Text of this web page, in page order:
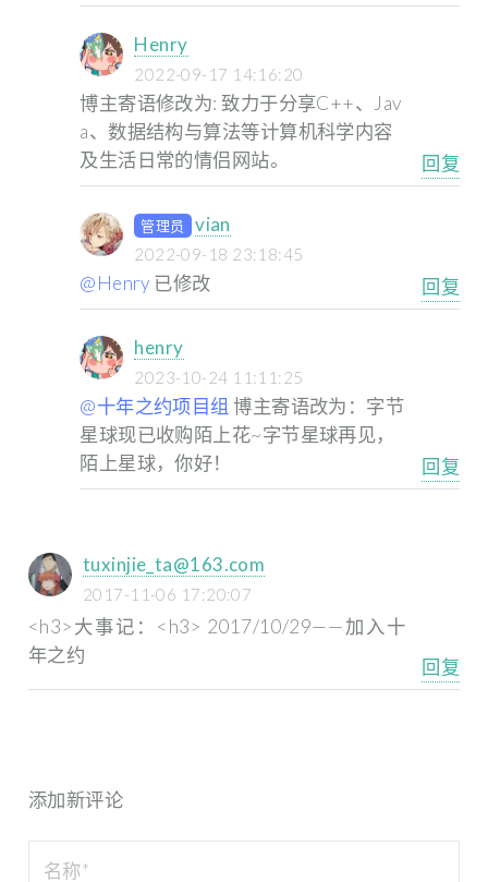
Henry
2022-09-17 14:16:20
博主寄语修改为: 致力于分享C++、Jav
a、数据结构与算法等计算机科学内容
及生活日常的情侣网站。
回复
管理员 vian
2022-09-18 23:18:45
@Henry 已修改 回复
henry
2023-10-24 11:11:25
@十年之约项目组 博主寄语改为：字节
星球现已收购陌上花~字节星球再见，
陌上星球，你好！
回复
tuxinjie_ta@163.com
2017-11-06 17:20:07
<h3>大事记：<h3> 2017/10/29——加入十
年之约
回复
添加新评论